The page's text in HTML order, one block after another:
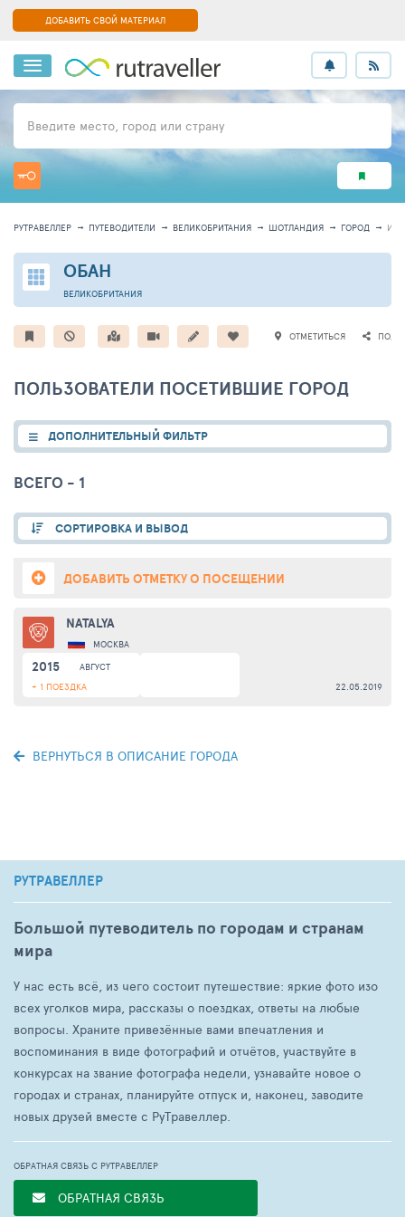
ДОБАВИТЬ СВОЙ МАТЕРИАЛ
Введите место, город или страну
РУТРАВЕЛЛЕР ПУТЕВОДИТЕЛИ ВЕЛИКОБРИТАНИЯ ШОТЛАНДИЯ ГОРОД
ОБАН
ВЕЛИКОБРИТАНИЯ
ОТМЕТИТЬСЯ
ПОЛЬЗОВАТЕЛИ ПОСЕТИВШИЕ ГОРОД
ДОПОЛНИТЕЛЬНЫЙ ФИЛЬТР
ВСЕГО - 1
СОРТИРОВКА И ВЫВОД
ДОБАВИТЬ ОТМЕТКУ О ПОСЕЩЕНИИ
NATALYA
МОСКВА
2015
АВГУСТ
+ 1 ПОЕЗДКА
22.05.2019
ВЕРНУТЬСЯ В ОПИСАНИЕ ГОРОДА
РУТРАВЕЛЛЕР
Большой путеводитель по городам и странам
мира
У нас есть всё, из чего состоит путешествие: яркие фото изо
всех уголков мира, рассказы о поездках, ответы на любые
вопросы. Храните привезённые вами впечатления и
воспоминания в виде фотографий и отчётов, участвуйте в
конкурсах на звание фотографа недели, узнавайте новое о
городах и странах, планируйте отпуск и, наконец, заводите
новых друзей вместе с РуТравеллер.
ОБРАТНАЯ СВЯЗЬ С РУТРАВЕЛЛЕР
ОБРАТНАЯ СВЯЗЬ